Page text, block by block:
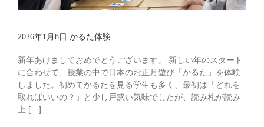
2026年1月8日 かるた体験
新年あけましておめでとうございます。 新しい年のスタート
に合わせて、授業の中で日本のお正月遊び「かるた」を体験
しました。初めてかるたを見る学生も多く、最初は「どれを
取ればいいの？」と少し戸惑い気味でしたが、読み札が読み
上 […]